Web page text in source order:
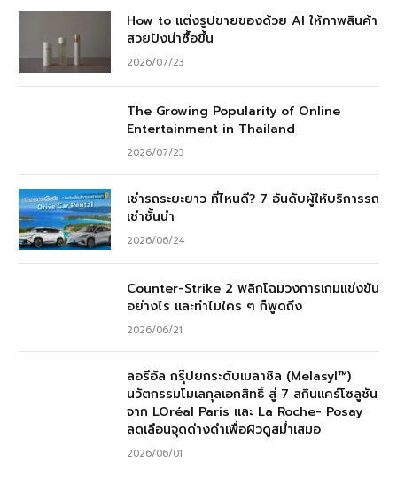
How to แต่งรูปขายของด้วย AI ให้ภาพสินค้า
สวยปังน่าซื้อขึ้น
2026/07/23
The Growing Popularity of Online
Entertainment in Thailand
2026/07/23
เช่ารถระยะยาว ที่ไหนดี? 7 อันดับผู้ให้บริการรถ
เช่าชั้นนำ
2026/06/24
Counter-Strike 2 พลิกโฉมวงการเกมแข่งขัน
อย่างไร และทำไมใคร ๆ ก็พูดถึง
2026/06/21
ลอรีอัล กรุ๊ปยกระดับเมลาซิล (Melasyl™)
นวัตกรรมโมเลกุลเอกสิทธิ์ สู่ 7 สกินแคร์โซลูชัน
จาก LOréal Paris และ La Roche- Posay
ลดเลือนจุดด่างดำเพื่อผิวดูสม่ำเสมอ
2026/06/01